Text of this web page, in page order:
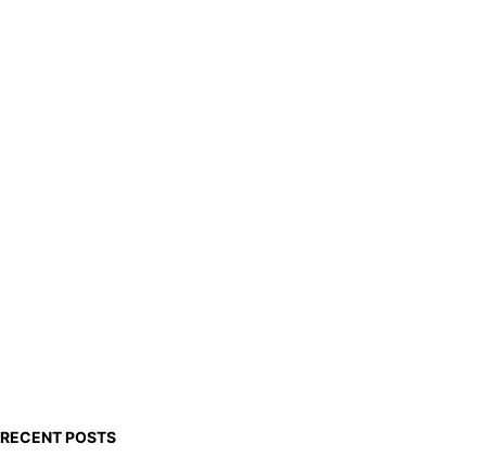
RECENT POSTS